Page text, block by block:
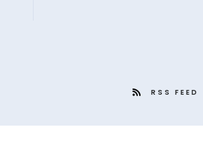
RSS FEED